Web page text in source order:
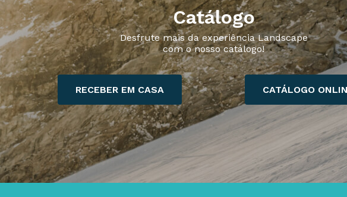
Catálogo
Desfrute mais da experiência Landscape
com o nosso catálogo!
RECEBER EM CASA CATÁLOGO